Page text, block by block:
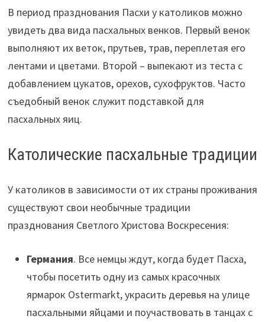
В период празднования Пасхи у католиков можно
увидеть два вида пасхальных венков. Первый венок
выполняют их веток, прутьев, трав, переплетая его
лентами и цветами. Второй – выпекают из теста с
добавлением цукатов, орехов, сухофруктов. Часто
съедобный венок служит подставкой для
пасхальных яиц.
Католические пасхальные традиции
У католиков в зависимости от их страны проживания
существуют свои необычные традиции
празднования Светлого Христова Воскресения:
Германия. Все немцы ждут, когда будет Пасха,
чтобы посетить одну из самых красочных
ярмарок Ostermarkt, украсить деревья на улице
пасхальными яйцами и поучаствовать в танцах с